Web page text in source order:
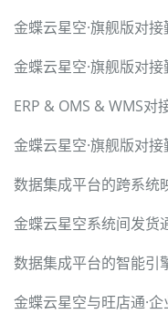
金蝶云星空·旗舰版对接
金蝶云星空·旗舰版对接
ERP & OMS & WMS对
金蝶云星空·旗舰版对接
数据集成平台的跨系统
数据集成平台的智能引
金蝶云星空与旺店通·